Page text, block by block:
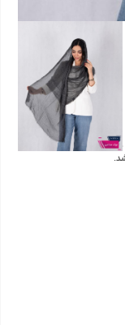
ممکن است رنگ محصولات در